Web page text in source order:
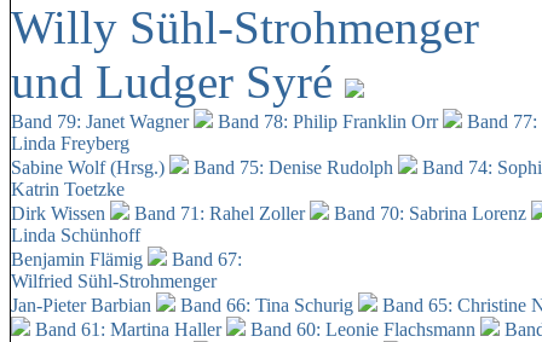
Willy Sühl-Strohmenger
und Ludger Syré
Band 79: Janet Wagner Band 78: Philip Franklin Orr
Band
Linda Freyberg
Sabine Wolf (Hrsg.)
Band 75: Denise Rudolph
Band 74:
Katrin Toetzke
Dirk Wissen
Band 71: Rahel Zoller
Band 70: Sabrina Lorenz
Linda Schünhoff
Benjamin Flämig
Band 67:
Wilfried Sühl-Strohmenger
Jan-Pieter Barbian
Band 66: Tina Schurig
Band 65: Christine
Band 61: Martina Haller
Band 60: Leonie Flachsmann